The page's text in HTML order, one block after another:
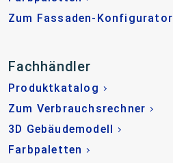
Zum Fassaden-Konfigurator
Fachhändler
Produktkatalog
Zum Verbrauchsrechner
3D Gebäudemodell
Farbpaletten